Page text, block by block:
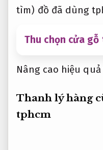
tìm) đồ đã dùng
Thu chọn cửa
Nâng cao hiệu
Thanh lý hàng
tphcm